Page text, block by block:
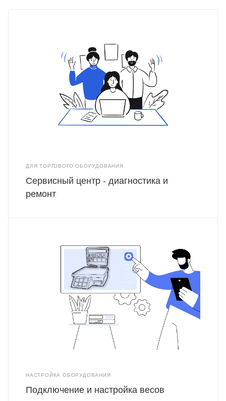
ДЛЯ ТОРГОВОГО ОБОРУДОВАНИЯ
Сервисный центр - диагностика и
ремонт
НАСТРОЙКА ОБОРУДОВАНИЯ
Подключение и настройка весов